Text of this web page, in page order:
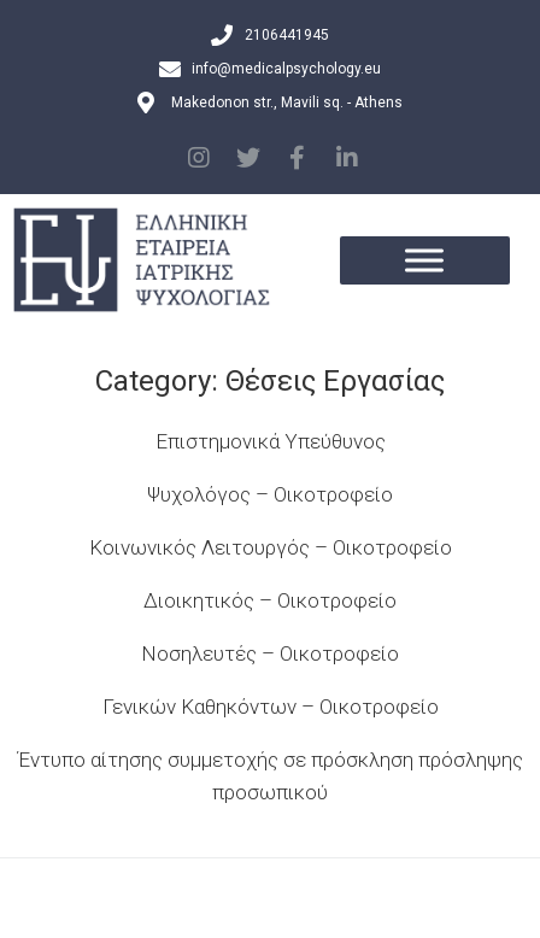
2106441945
info@medicalpsychology.eu
Makedonon str., Mavili sq. - Athens
Category: Θέσεις Εργασίας
Επιστημονικά Υπεύθυνος
Ψυχολόγος – Οικοτροφείο
Κοινωνικός Λειτουργός – Οικοτροφείο
Διοικητικός – Οικοτροφείο
Νοσηλευτές – Οικοτροφείο
Γενικών Καθηκόντων – Οικοτροφείο
Έντυπο αίτησης συμμετοχής σε πρόσκληση πρόσληψης
προσωπικού